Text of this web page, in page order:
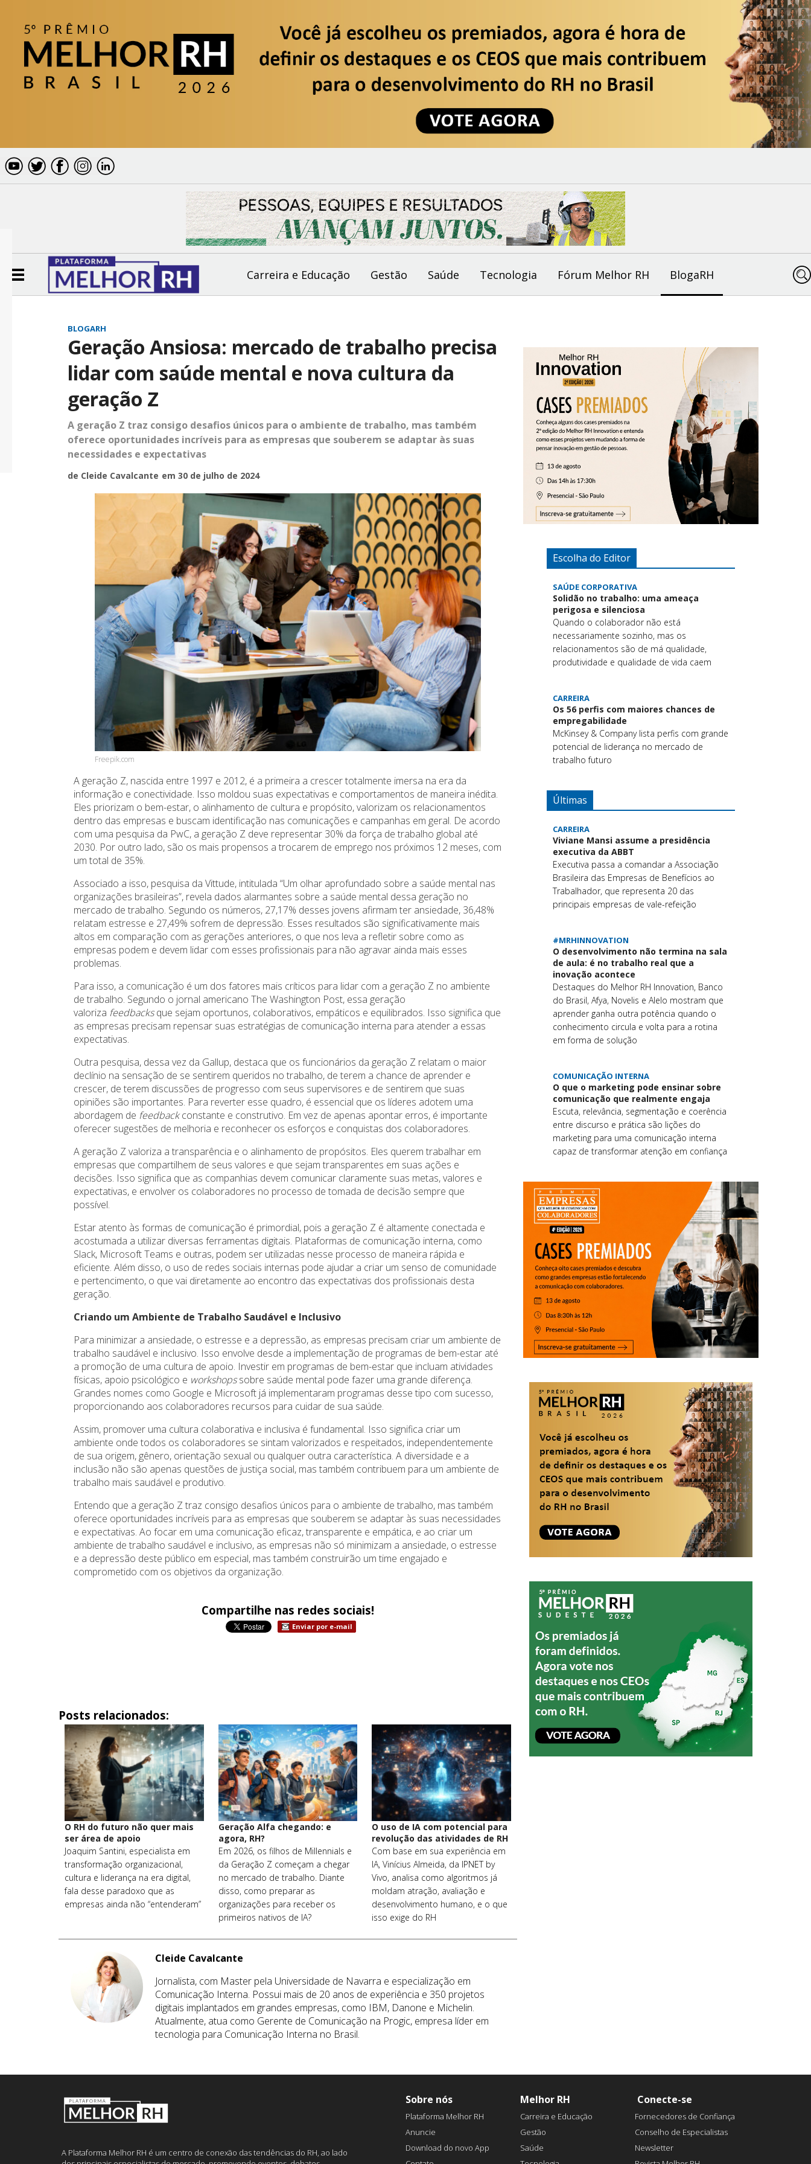
Carreira e Educação Gestão Saúde Tecnologia Fórum Melhor RH BlogaRH
BLOGARH
Geração Ansiosa: mercado de trabalho precisa
lidar com saúde mental e nova cultura da
geração Z
A geração Z traz consigo desafios únicos para o ambiente de trabalho, mas também
oferece oportunidades incríveis para as empresas que souberem se adaptar às suas
necessidades e expectativas
de Cleide Cavalcante em 30 de julho de 2024
Freepik.com
A geração Z, nascida entre 1997 e 2012, é a primeira a crescer totalmente imersa na era da
informação e conectividade. Isso moldou suas expectativas e comportamentos de maneira inédita.
Eles priorizam o bem-estar, o alinhamento de cultura e propósito, valorizam os relacionamentos
dentro das empresas e buscam identificação nas comunicações e campanhas em geral. De acordo
com uma pesquisa da PwC, a geração Z deve representar 30% da força de trabalho global até
2030. Por outro lado, são os mais propensos a trocarem de emprego nos próximos 12 meses, com
um total de 35%.
Associado a isso, pesquisa da Vittude, intitulada “Um olhar aprofundado sobre a saúde mental nas
organizações brasileiras”, revela dados alarmantes sobre a saúde mental dessa geração no
mercado de trabalho. Segundo os números, 27,17% desses jovens afirmam ter ansiedade, 36,48%
relatam estresse e 27,49% sofrem de depressão. Esses resultados são significativamente mais
altos em comparação com as gerações anteriores, o que nos leva a refletir sobre como as
empresas podem e devem lidar com esses profissionais para não agravar ainda mais esses
problemas.
Para isso, a comunicação é um dos fatores mais críticos para lidar com a geração Z no ambiente
de trabalho. Segundo o jornal americano The Washington Post, essa geração
valoriza feedbacksque sejam oportunos, colaborativos, empáticos e equilibrados. Isso significa que
as empresas precisam repensar suas estratégias de comunicação interna para atender a essas
expectativas.
Outra pesquisa, dessa vez da Gallup, destaca que os funcionários da geração Z relatam o maior
declínio na sensação de se sentirem queridos no trabalho, de terem a chance de aprender e
crescer, de terem discussões de progresso com seus supervisores e de sentirem que suas
opiniões são importantes. Para reverter esse quadro, é essencial que os líderes adotem uma
abordagem de feedbackconstante e construtivo. Em vez de apenas apontar erros, é importante
oferecer sugestões de melhoria e reconhecer os esforços e conquistas dos colaboradores.
A geração Z valoriza a transparência e o alinhamento de propósitos. Eles querem trabalhar em
empresas que compartilhem de seus valores e que sejam transparentes em suas ações e
decisões. Isso significa que as companhias devem comunicar claramente suas metas, valores e
expectativas, e envolver os colaboradores no processo de tomada de decisão sempre que
possível.
Estar atento às formas de comunicação é primordial, pois a geração Z é altamente conectada e
acostumada a utilizar diversas ferramentas digitais. Plataformas de comunicação interna, como
Slack, Microsoft Teams e outras, podem ser utilizadas nesse processo de maneira rápida e
eficiente. Além disso, o uso de redes sociais internas pode ajudar a criar um senso de comunidade
e pertencimento, o que vai diretamente ao encontro das expectativas dos profissionais desta
geração.
Criando um Ambiente de Trabalho Saudável e Inclusivo
Para minimizar a ansiedade, o estresse e a depressão, as empresas precisam criar um ambiente de
trabalho saudável e inclusivo. Isso envolve desde a implementação de programas de bem-estar até
a promoção de uma cultura de apoio. Investir em programas de bem-estar que incluam atividades
físicas, apoio psicológico e workshopssobre saúde mental pode fazer uma grande diferença.
Grandes nomes como Google e Microsoft já implementaram programas desse tipo com sucesso,
proporcionando aos colaboradores recursos para cuidar de sua saúde.
Assim, promover uma cultura colaborativa e inclusiva é fundamental. Isso significa criar um
ambiente onde todos os colaboradores se sintam valorizados e respeitados, independentemente
de sua origem, gênero, orientação sexual ou qualquer outra característica. A diversidade e a
inclusão não são apenas questões de justiça social, mas também contribuem para um ambiente de
trabalho mais saudável e produtivo.
Entendo que a geração Z traz consigo desafios únicos para o ambiente de trabalho, mas também
oferece oportunidades incríveis para as empresas que souberem se adaptar às suas necessidades
e expectativas. Ao focar em uma comunicação eficaz, transparente e empática, e ao criar um
ambiente de trabalho saudável e inclusivo, as empresas não só minimizam a ansiedade, o estresse
e a depressão deste público em especial, mas também construirão um time engajado e
comprometido com os objetivos da organização.
Compartilhe nas redes sociais!
Enviar por e-mail
Posts relacionados:
O RH do futuro não quer mais
ser área de apoio
Joaquim Santini, especialista em
transformação organizacional,
cultura e liderança na era digital,
fala desse paradoxo que as
empresas ainda não “entenderam”
Geração Alfa chegando: e
agora, RH?
Em 2026, os filhos de Millennials e
da Geração Z começam a chegar
no mercado de trabalho. Diante
disso, como preparar as
organizações para receber os
primeiros nativos de IA?
O uso de IA com potencial para
revolução das atividades de RH
Com base em sua experiência em
IA, Vinícius Almeida, da IPNET by
Vivo, analisa como algoritmos já
moldam atração, avaliação e
desenvolvimento humano, e o que
isso exige do RH
Cleide Cavalcante
Jornalista, com Master pela Universidade de Navarra e especialização em
Comunicação Interna. Possui mais de 20 anos de experiência e 350 projetos
digitais implantados em grandes empresas, como IBM, Danone e Michelin.
Atualmente, atua como Gerente de Comunicação na Progic, empresa líder em
tecnologia para Comunicação Interna no Brasil.
Escolha do Editor
SAÚDE CORPORATIVA
Solidão no trabalho: uma ameaça
perigosa e silenciosa
Quando o colaborador não está
necessariamente sozinho, mas os
relacionamentos são de má qualidade,
produtividade e qualidade de vida caem
CARREIRA
Os 56 perfis com maiores chances de
empregabilidade
McKinsey & Company lista perfis com grande
potencial de liderança no mercado de
trabalho futuro
Últimas
CARREIRA
Viviane Mansi assume a presidência
executiva da ABBT
Executiva passa a comandar a Associação
Brasileira das Empresas de Benefícios ao
Trabalhador, que representa 20 das
principais empresas de vale-refeição
#MRHINNOVATION
O desenvolvimento não termina na sala
de aula: é no trabalho real que a
inovação acontece
Destaques do Melhor RH Innovation, Banco
do Brasil, Afya, Novelis e Alelo mostram que
aprender ganha outra potência quando o
conhecimento circula e volta para a rotina
em forma de solução
COMUNICAÇÃO INTERNA
O que o marketing pode ensinar sobre
comunicação que realmente engaja
Escuta, relevância, segmentação e coerência
entre discurso e prática são lições do
marketing para uma comunicação interna
capaz de transformar atenção em confiança
A Plataforma Melhor RH é um centro de conexão das tendências do RH, ao lado
Sobre nós
Plataforma Melhor RH
Anuncie
Download do novo App
Melhor RH
Carreira e Educação
Gestão
Saúde
Conecte-se
Fornecedores de Confiança
Conselho de Especialistas
Newsletter